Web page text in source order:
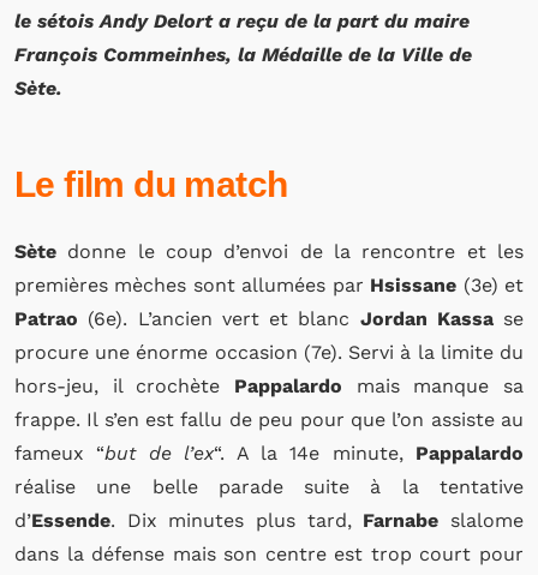
le sétois Andy Delort a reçu de la part du maire
François Commeinhes, la Médaille de la Ville de
Sète.
Le film du match
Sète donne le coup d’envoi de la rencontre et les
premières mèches sont allumées par Hsissane (3e) et
Patrao (6e). L’ancien vert et blanc Jordan Kassase
procure une énorme occasion (7e). Servi à la limite du
hors-jeu, il crochète Pappalardo mais manque sa
frappe. Il s’en est fallu de peu pour que l’on assiste au
fameux “but de l’ex“. A la 14e minute, Pappalardo
réalise une belle parade suite à la tentative
d’Essende. Dix minutes plus tard, Farnabe slalome
dans la défense mais son centre est trop court pour